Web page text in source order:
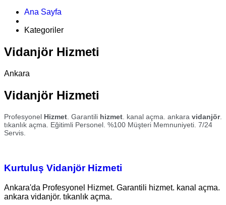
Ana Sayfa
Kategoriler
Vidanjör Hizmeti
Ankara
Vidanjör Hizmeti
Profesyonel Hizmet . Garantili hizmet . kanal açma. ankara vidanjör.
tıkanlık açma. Eğitimli Personel. %100 Müşteri Memnuniyeti. 7/24
Servis.
Kurtuluş Vidanjör Hizmeti
Ankara'da Profesyonel Hizmet. Garantili hizmet. kanal açma.
ankara vidanjör. tıkanlık açma.